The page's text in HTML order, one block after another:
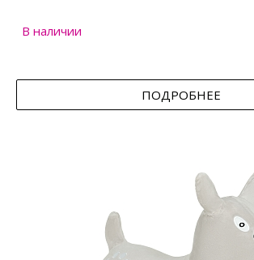
В наличии
ПОДРОБНЕЕ